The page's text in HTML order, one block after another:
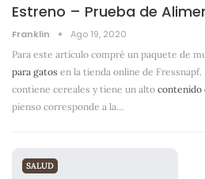
Estreno – Prueba de
Franklin Ago 19, 2020
Para este artículo compré un paquete de
para gatos en la tienda online de
contiene cereales y tiene un alto contenido
pienso corresponde a la…
SALUD